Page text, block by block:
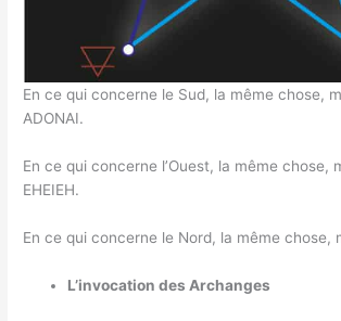
En ce qui concerne le Sud, la même chose,
ADONAI.
En ce qui concerne l’Ouest, la même chose,
EHEIEH.
En ce qui concerne le Nord, la même chose,
L’invocation des Archanges